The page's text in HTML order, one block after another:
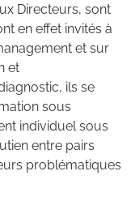
Directeurs, sont
en effet invités à
et sur
et
ils se
sous
individuel sous
entre pairs
problématiques